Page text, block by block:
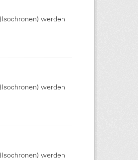
werden
werden
werden